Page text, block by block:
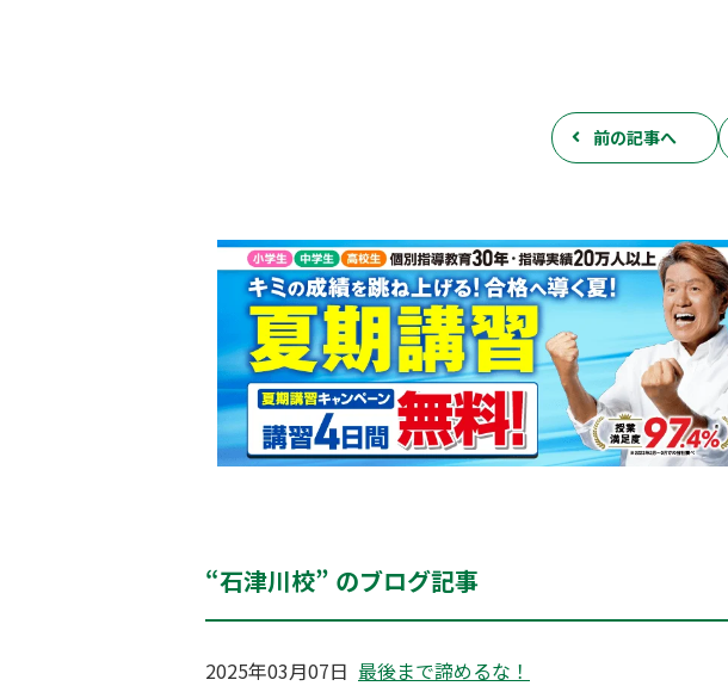
前の記事へ
“石津川校” のブログ記事
2025年03月07日 最後まで諦めるな！